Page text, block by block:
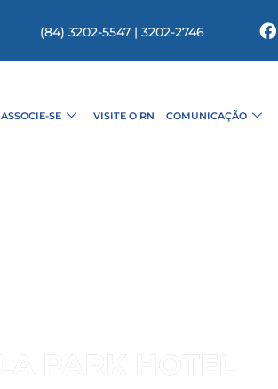
(84) 3202-5547 | 3202-2746
ASSOCIE-SE VISITE O RN COMUNICAÇÃO